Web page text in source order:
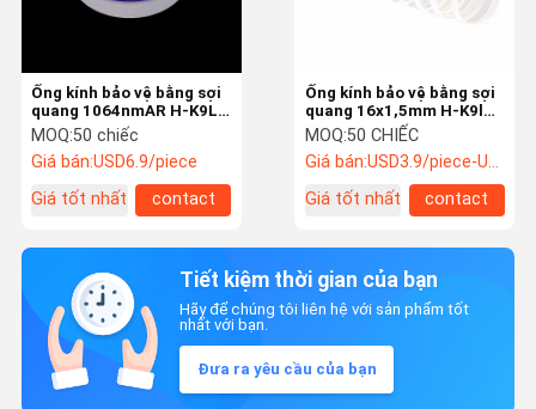
Ống kính bảo vệ bằng sợi
quang 1064nmAR H-K9L
Plano tráng đôi
MOQ:50 chiếc
Giá bán:USD6.9/piece
Giá tốt nhất
contact
Ống kính bảo vệ bằng sợi
quang 16x1,5mm H-K9l
cho máy laser 1550nm
MOQ:50 CHIẾC
Giá bán:USD3.9/piece-USD1.9/piece
Giá tốt nhất
contact
Tiết kiệm thời gian của bạn
Hãy để chúng tôi liên hệ với sản phẩm tốt
nhất với bạn.
Đưa ra yêu cầu của bạn